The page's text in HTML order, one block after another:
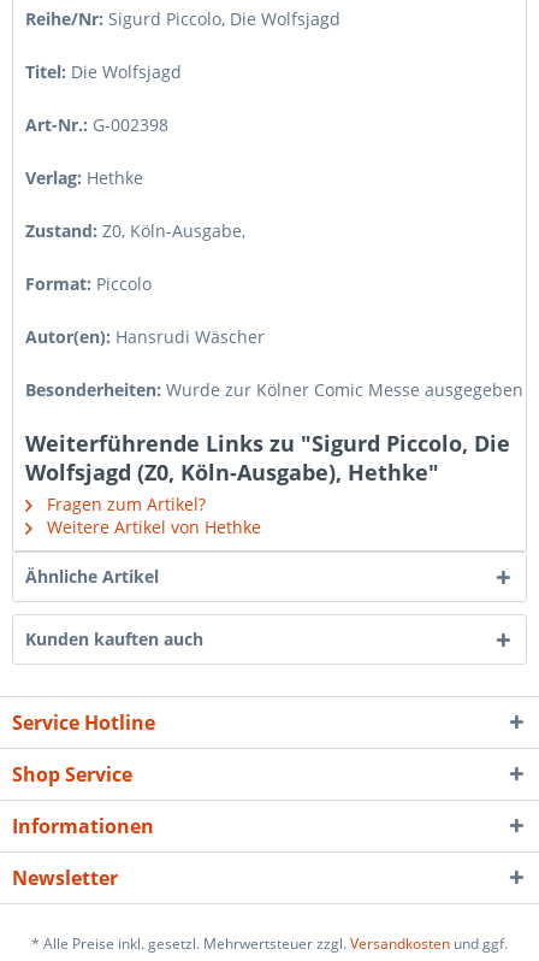
Reihe/Nr: Sigurd Piccolo, Die Wolfsjagd
Titel: Die Wolfsjagd
Art-Nr.: G-002398
Verlag: Hethke
Zustand: Z0, Köln-Ausgabe,
Format: Piccolo
Autor(en): Hansrudi Wäscher
Besonderheiten: Wurde zur Kölner Comic Messe ausgegeben
Weiterführende Links zu "Sigurd Piccolo, Die
Wolfsjagd (Z0, Köln-Ausgabe), Hethke"
Fragen zum Artikel?
Weitere Artikel von Hethke
Ähnliche Artikel
Kunden kauften auch
Service Hotline
Shop Service
Informationen
Newsletter
* Alle Preise inkl. gesetzl. Mehrwertsteuer zzgl.Versandkosten und ggf.